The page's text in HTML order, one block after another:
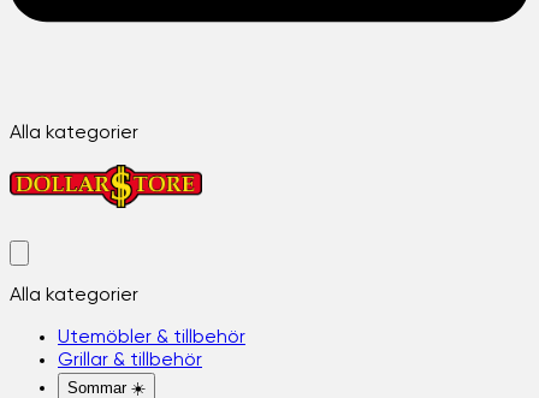
Alla kategorier
Alla kategorier
Utemöbler & tillbehör
Grillar & tillbehör
Sommar ☀️